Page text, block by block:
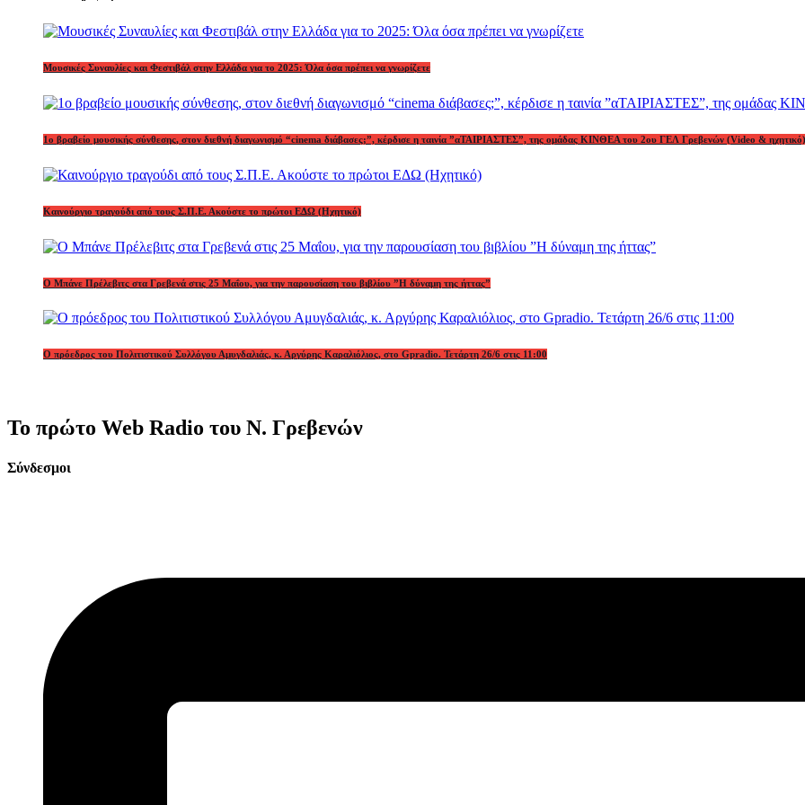
Μουσικές Συναυλίες και Φεστιβάλ στην Ελλάδα για το 2025: Όλα όσα πρέπει να γνωρίζετε
1o βραβείο μουσικής σύνθεσης, στον διεθνή διαγωνισμό “cinema διάβασες;”, κέρδισε η ταινία ”αΤΑΙΡΙΑΣΤΕΣ”, της ομάδας ΚΙΝΘΕΑ του 2ου ΓΕΛ Γρεβενών (Video & ηχητικό)
Καινούργιο τραγούδι από τους Σ.Π.Ε. Ακούστε το πρώτοι ΕΔΩ (Ηχητικό)
Ο Μπάνε Πρέλεβιτς στα Γρεβενά στις 25 Μαΐου, για την παρουσίαση του βιβλίου ”Η δύναμη της ήττας”
Ο πρόεδρος του Πολιτιστικού Συλλόγου Αμυγδαλιάς, κ. Αργύρης Καραλιόλιος, στο Gpradio. Τετάρτη 26/6 στις 11:00
Το πρώτο Web Radio του Ν. Γρεβενών
Σύνδεσμοι